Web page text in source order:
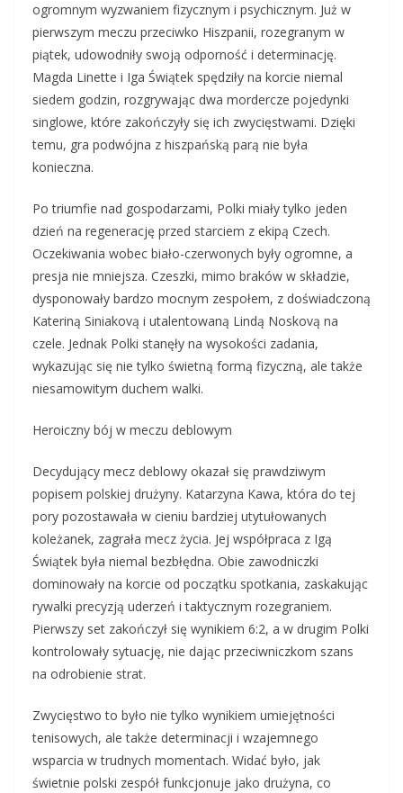
ogromnym wyzwaniem fizycznym i psychicznym. Już w
pierwszym meczu przeciwko Hiszpanii, rozegranym w
piątek, udowodniły swoją odporność i determinację.
Magda Linette i Iga Świątek spędziły na korcie niemal
siedem godzin, rozgrywając dwa mordercze pojedynki
singlowe, które zakończyły się ich zwycięstwami. Dzięki
temu, gra podwójna z hiszpańską parą nie była
konieczna.
Po triumfie nad gospodarzami, Polki miały tylko jeden
dzień na regenerację przed starciem z ekipą Czech.
Oczekiwania wobec biało-czerwonych były ogromne, a
presja nie mniejsza. Czeszki, mimo braków w składzie,
dysponowały bardzo mocnym zespołem, z doświadczoną
Kateriną Siniakovą i utalentowaną Lindą Noskovą na
czele. Jednak Polki stanęły na wysokości zadania,
wykazując się nie tylko świetną formą fizyczną, ale także
niesamowitym duchem walki.
Heroiczny bój w meczu deblowym
Decydujący mecz deblowy okazał się prawdziwym
popisem polskiej drużyny. Katarzyna Kawa, która do tej
pory pozostawała w cieniu bardziej utytułowanych
koleżanek, zagrała mecz życia. Jej współpraca z Igą
Świątek była niemal bezbłędna. Obie zawodniczki
dominowały na korcie od początku spotkania, zaskakując
rywalki precyzją uderzeń i taktycznym rozegraniem.
Pierwszy set zakończył się wynikiem 6:2, a w drugim Polki
kontrolowały sytuację, nie dając przeciwniczkom szans
na odrobienie strat.
Zwycięstwo to było nie tylko wynikiem umiejętności
tenisowych, ale także determinacji i wzajemnego
wsparcia w trudnych momentach. Widać było, jak
świetnie polski zespół funkcjonuje jako drużyna, co